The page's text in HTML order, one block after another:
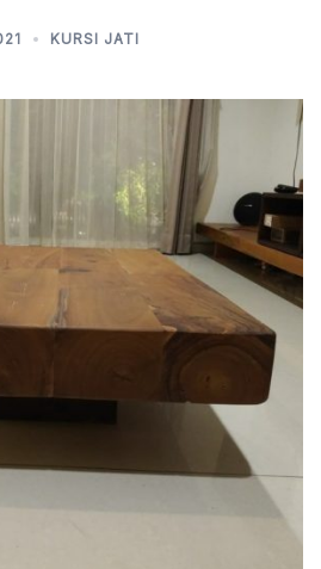
KURSI JATI